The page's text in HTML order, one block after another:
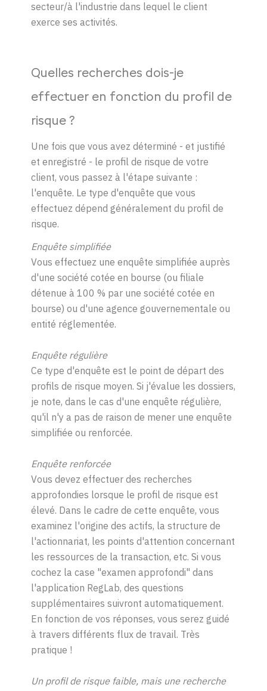
secteur/à l'industrie dans lequel le client
exerce ses activités.
Quelles recherches dois-je
effectuer en fonction du profil de
risque ?
Une fois que vous avez déterminé - et justifié
et enregistré - le profil de risque de votre
client, vous passez à l'étape suivante :
l'enquête. Le type d'enquête que vous
effectuez dépend généralement du profil de
risque.
Enquête simplifiée
Vous effectuez une enquête simplifiée auprès
d'une société cotée en bourse (ou filiale
détenue à 100 % par une société cotée en
bourse) ou d'une agence gouvernementale ou
entité réglementée.
Enquête régulière
Ce type d'enquête est le point de départ des
profils de risque moyen. Si j'évalue les dossiers,
je note, dans le cas d'une enquête régulière,
qu'il n'y a pas de raison de mener une enquête
simplifiée ou renforcée.
Enquête renforcée
Vous devez effectuer des recherches
approfondies lorsque le profil de risque est
élevé. Dans le cadre de cette enquête, vous
examinez l'origine des actifs, la structure de
l'actionnariat, les points d'attention concernant
les ressources de la transaction, etc. Si vous
cochez la case "examen approfondi" dans
l'application RegLab, des questions
supplémentaires suivront automatiquement.
En fonction de vos réponses, vous serez guidé
à travers différents flux de travail. Très
pratique !
Un profil de risque faible, mais une recherche